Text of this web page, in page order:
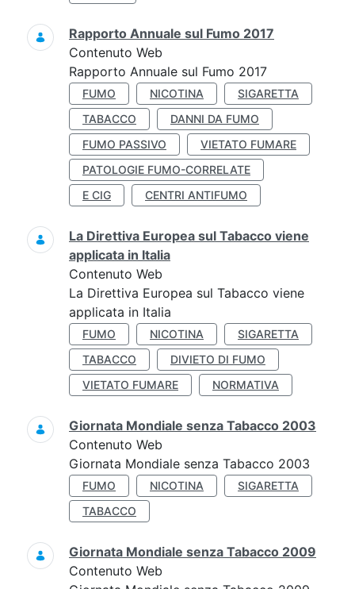
Rapporto Annuale sul Fumo 2017
Contenuto Web
Rapporto Annuale sul Fumo 2017
FUMO NICOTINA
SIGARETTA
TABACCO
DANNI DA FUMO
FUMO PASSIVO
VIETATO FUMARE
PATOLOGIE FUMO-CORRELATE
E CIG
CENTRI ANTIFUMO
La Direttiva Europea sul Tabacco viene
applicata in Italia
Contenuto Web
La Direttiva Europea sul Tabacco viene
applicata in Italia
FUMO NICOTINA
SIGARETTA
TABACCO
DIVIETO DI FUMO
VIETATO FUMARE
NORMATIVA
Giornata Mondiale senza Tabacco 2003
Contenuto Web
Giornata Mondiale senza Tabacco 2003
FUMO NICOTINA
SIGARETTA
TABACCO
Giornata Mondiale senza Tabacco 2009
Contenuto Web